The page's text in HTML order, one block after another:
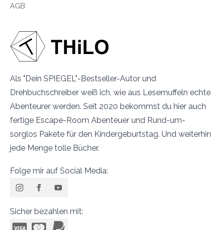
Als "Dein SPIEGEL"-Bestseller-Autor und
Drehbuchschreiber weiß ich, wie aus Lesemuffeln echte
Abenteurer werden. Seit 2020 bekommst du hier auch
fertige Escape-Room Abenteuer und Rund-um-
sorglos Pakete für den Kindergeburtstag. Und weiterhin
jede Menge tolle Bücher.
Folge mir auf Social Media:
Sicher bezahlen mit:
AGB